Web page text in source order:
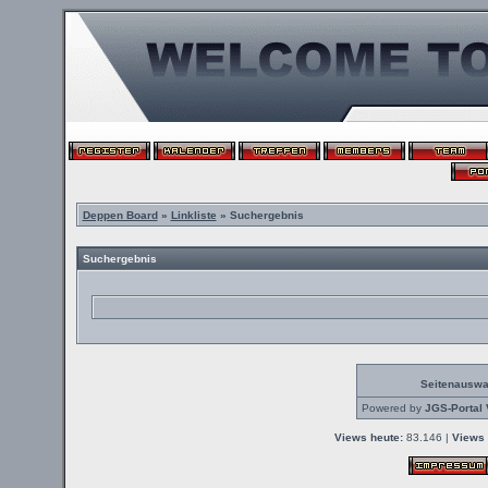
Deppen Board» Linkliste » Suchergebnis
Suchergebnis
Powered by JGS-Portal
Views heute: 83.146 | Views